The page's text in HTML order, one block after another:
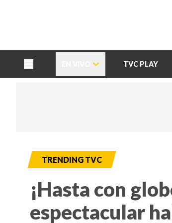
TVC PLAY
TRENDING TVC
¡Hasta con
espectacular